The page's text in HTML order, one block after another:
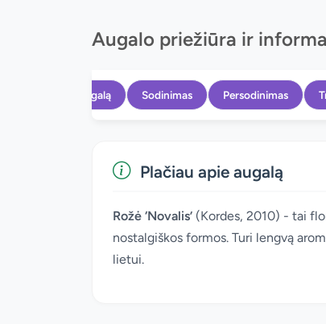
Augalo priežiūra ir
Apie augalą Sodinimas Persodinimas
Plačiau apie augalą
Rožė ‘Novalis’ (Kordes, 2010) - tai
nostalgiškos formos. Turi lengvą
lietui.